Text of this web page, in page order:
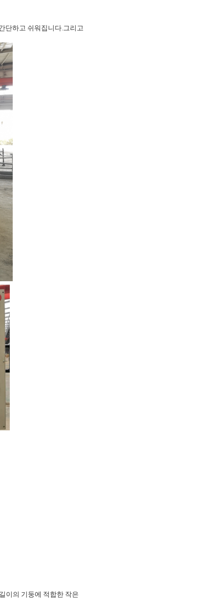
단하고 쉬워집니다.그리고
이의 기둥에 적합한 작은